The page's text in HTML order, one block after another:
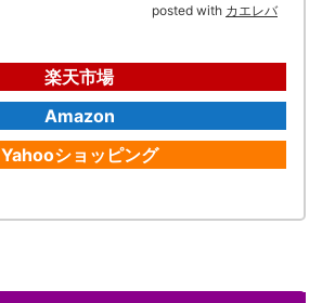
posted with カエレバ
楽天市場
Amazon
Yahooショッピング